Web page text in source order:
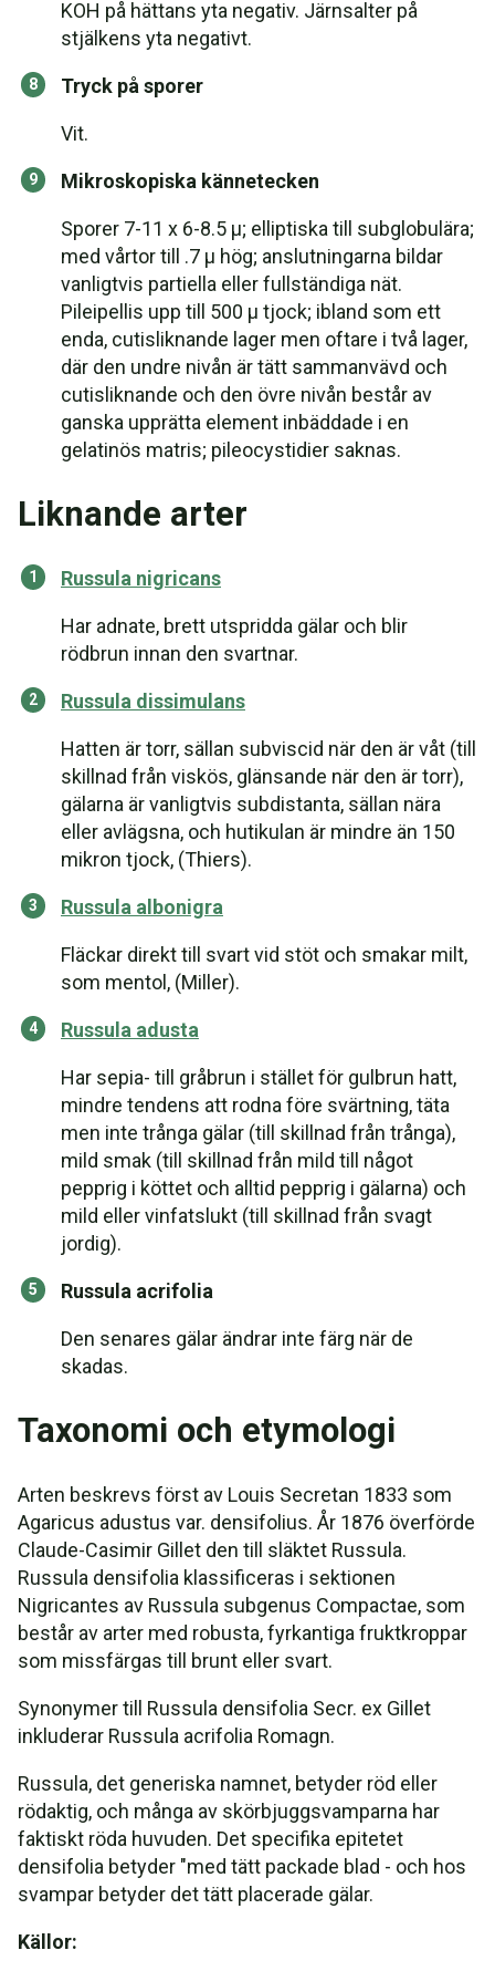
KOH på hättans yta negativ. Järnsalter på
stjälkens yta negativt.
Tryck på sporer
Vit.
Mikroskopiska kännetecken
Sporer 7-11 x 6-8.5 µ; elliptiska till subglobulära;
med vårtor till .7 µ hög; anslutningarna bildar
vanligtvis partiella eller fullständiga nät.
Pileipellis upp till 500 µ tjock; ibland som ett
enda, cutisliknande lager men oftare i två lager,
där den undre nivån är tätt sammanvävd och
cutisliknande och den övre nivån består av
ganska upprätta element inbäddade i en
gelatinös matris; pileocystidier saknas.
Liknande arter
Russula nigricans
Har adnate, brett utspridda gälar och blir
rödbrun innan den svartnar.
Russula dissimulans
Hatten är torr, sällan subviscid när den är våt (till
skillnad från viskös, glänsande när den är torr),
gälarna är vanligtvis subdistanta, sällan nära
eller avlägsna, och hutikulan är mindre än 150
mikron tjock, (Thiers).
Russula albonigra
Fläckar direkt till svart vid stöt och smakar milt,
som mentol, (Miller).
Russula adusta
Har sepia- till gråbrun i stället för gulbrun hatt,
mindre tendens att rodna före svärtning, täta
men inte trånga gälar (till skillnad från trånga),
mild smak (till skillnad från mild till något
pepprig i köttet och alltid pepprig i gälarna) och
mild eller vinfatslukt (till skillnad från svagt
jordig).
Russula acrifolia
Den senares gälar ändrar inte färg när de
skadas.
Taxonomi och etymologi
Arten beskrevs först av Louis Secretan 1833 som
Agaricus adustus var. densifolius. År 1876 överförde
Claude-Casimir Gillet den till släktet Russula.
Russula densifolia klassificeras i sektionen
Nigricantes av Russula subgenus Compactae, som
består av arter med robusta, fyrkantiga fruktkroppar
som missfärgas till brunt eller svart.
Synonymer till Russula densifolia Secr. ex Gillet
inkluderar Russula acrifolia Romagn.
Russula, det generiska namnet, betyder röd eller
rödaktig, och många av skörbjuggsvamparna har
faktiskt röda huvuden. Det specifika epitetet
densifolia betyder "med tätt packade blad - och hos
svampar betyder det tätt placerade gälar.
Källor: